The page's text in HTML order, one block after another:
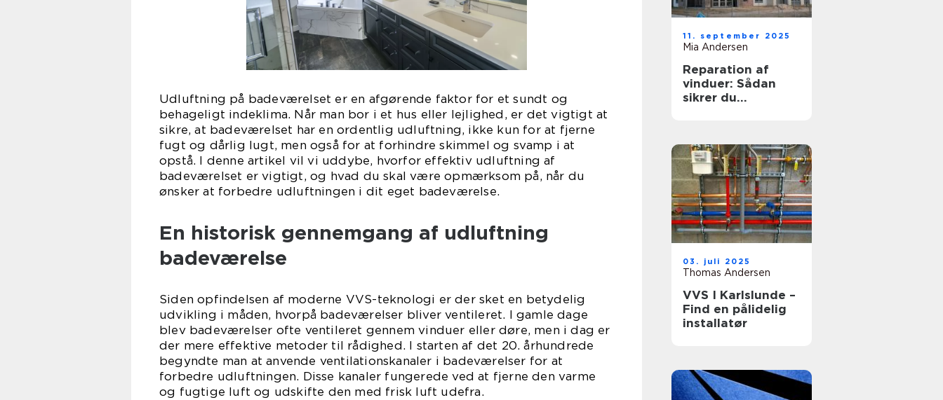
Udluftning på badeværelset er en afgørende faktor for et sundt og
behageligt indeklima. Når man bor i et hus eller lejlighed, er det vigtigt at
sikre, at badeværelset har en ordentlig udluftning, ikke kun for at fjerne
fugt og dårlig lugt, men også for at forhindre skimmel og svamp i at
opstå. I denne artikel vil vi uddybe, hvorfor effektiv udluftning af
badeværelset er vigtigt, og hvad du skal være opmærksom på, når du
ønsker at forbedre udluftningen i dit eget badeværelse.
En historisk gennemgang af udluftning
badeværelse
Siden opfindelsen af moderne VVS-teknologi er der sket en betydelig
udvikling i måden, hvorpå badeværelser bliver ventileret. I gamle dage
blev badeværelser ofte ventileret gennem vinduer eller døre, men i dag er
der mere effektive metoder til rådighed. I starten af det 20. århundrede
begyndte man at anvende ventilationskanaler i badeværelser for at
forbedre udluftningen. Disse kanaler fungerede ved at fjerne den varme
og fugtige luft og udskifte den med frisk luft udefra.
11. september 2025
Mia Andersen
Reparation af
vinduer: Sådan
sikrer du
03. juli 2025
Thomas Andersen
VVS I Karlslunde –
Find en pålidelig
installatør